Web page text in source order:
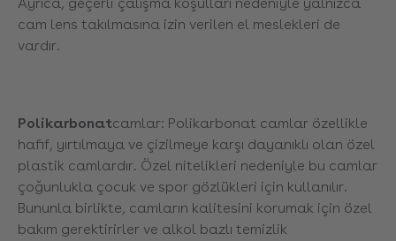
cam lens takılmasına izin verilen el meslekleri de
vardır.
Polikarbonatcamlar: Polikarbonat camlar özellikle
hafif, yırtılmaya ve çizilmeye karşı dayanıklı olan özel
plastik camlardır. Özel nitelikleri nedeniyle bu camlar
çoğunlukla çocuk ve spor gözlükleri için kullanılır.
Bununla birlikte, camların kalitesini korumak için özel
bakım gerektirirler ve alkol bazlı temizlik